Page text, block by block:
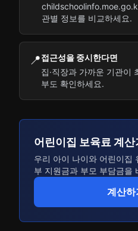
관별 정보를 비교하세요.
📍접근성을 중시한다면
집·직장과 가까운 기관이
부도 확인하세요.
어린이집 보육료 계산
우리 아이 나이와 어린이집
부 지원금과 부모 부담금을
계산하